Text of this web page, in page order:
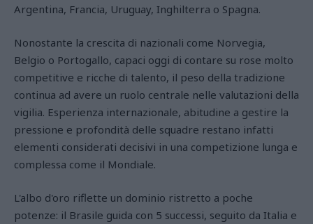
Argentina, Francia, Uruguay, Inghilterra o Spagna.
Nonostante la crescita di nazionali come Norvegia,
Belgio o Portogallo, capaci oggi di contare su rose molto
competitive e ricche di talento, il peso della tradizione
continua ad avere un ruolo centrale nelle valutazioni della
vigilia. Esperienza internazionale, abitudine a gestire la
pressione e profondità delle squadre restano infatti
elementi considerati decisivi in una competizione lunga e
complessa come il Mondiale.
L'albo d'oro riflette un dominio ristretto a poche
potenze: il Brasile guida con 5 successi, seguito da Italia e